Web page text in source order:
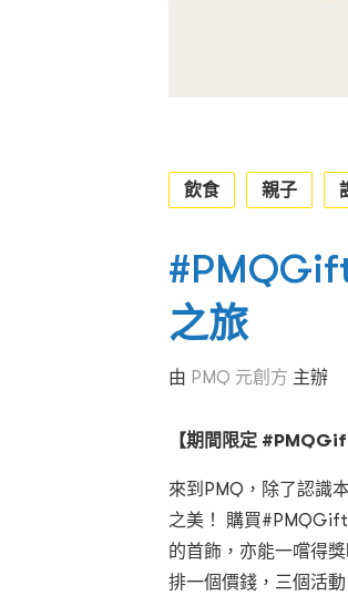
飲食 親子
之旅
由 PMQ 元創方 主辦
【期間限定
來到PMQ，除了認識
之美！ 購買
的首飾，亦能一嚐得
排一個價錢，三個活